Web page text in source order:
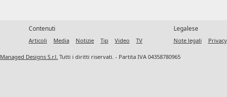
Contenuti
Articoli Media Notizie Tip Video TV
Legalese
Note legali Privacy
Managed Designs S.r.l. Tutti i diritti riservati. - Partita IVA 04358780965